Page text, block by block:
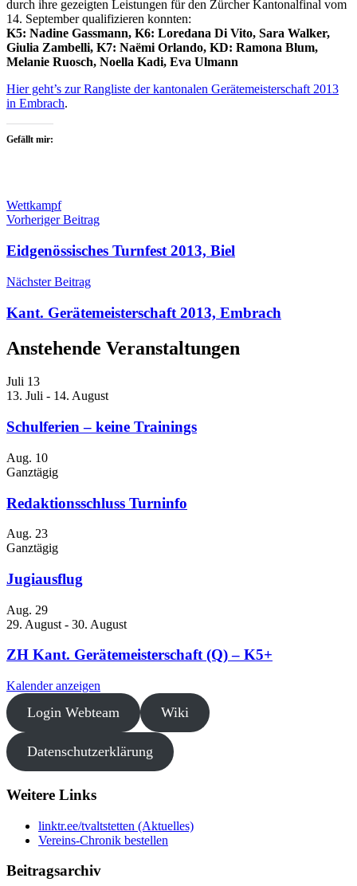
durch ihre gezeigten Leistungen für den Zürcher Kantonalfinal vom
14. September qualifizieren konnten:
K5: Nadine Gassmann, K6: Loredana Di Vito, Sara Walker,
Giulia Zambelli, K7: Naëmi Orlando, KD: Ramona Blum,
Melanie Ruosch, Noella Kadi, Eva Ulmann
Hier geht’s zur Rangliste der kantonalen Gerätemeisterschaft 2013
in Embrach.
Gefällt mir:
Wettkampf
Beitragsnavigation
Vorheriger Beitrag
Eidgenössisches Turnfest 2013, Biel
Nächster Beitrag
Kant. Gerätemeisterschaft 2013, Embrach
Anstehende Veranstaltungen
Juli 13
13. Juli - 14. August
Schulferien – keine Trainings
Aug. 10
Ganztägig
Redaktionsschluss Turninfo
Aug. 23
Ganztägig
Jugiausflug
Aug. 29
29. August - 30. August
ZH Kant. Gerätemeisterschaft (Q) – K5+
Kalender anzeigen
Login Webteam Wiki
Datenschutzerklärung
Weitere Links
linktr.ee/tvaltstetten (Aktuelles)
Vereins-Chronik bestellen
Beitragsarchiv